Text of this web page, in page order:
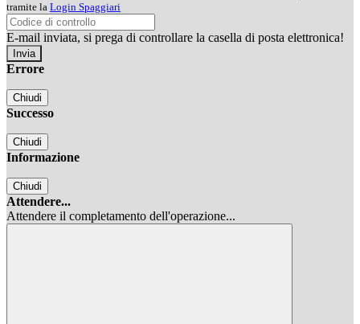
tramite la Login Spaggiari
E-mail inviata, si prega di controllare la casella di posta elettronica!
Errore
Chiudi
Successo
Chiudi
Informazione
Chiudi
Attendere...
Attendere il completamento dell'operazione...